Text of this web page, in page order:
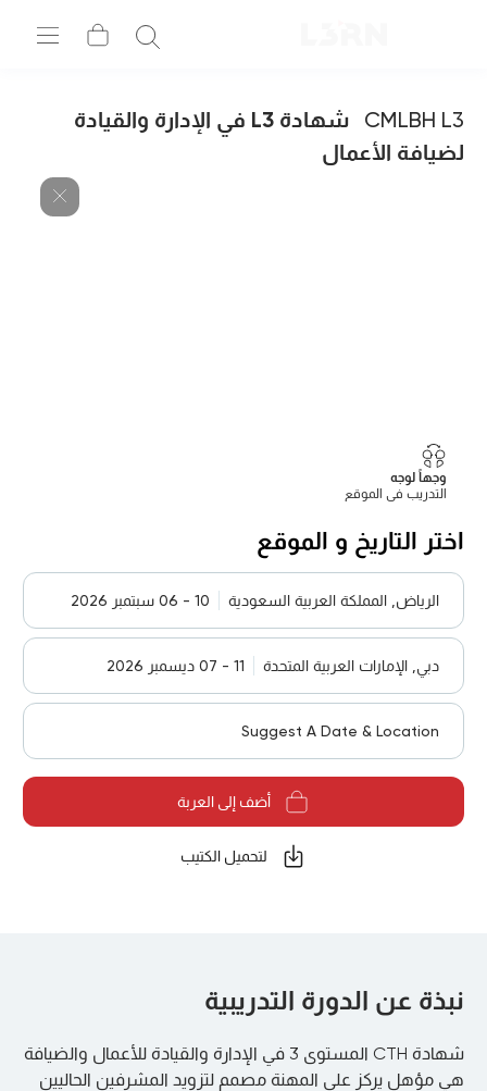
CMLBH L3
شهادة L3 في الإدارة والقيادة
لضيافة الأعمال
وجهاً لوجه
التدريب في الموقع
اختر التاريخ و الموقع
الرياض, المملكة العربية السعودية 10 - 06 سبتمبر 2026
دبي, الإمارات العربية المتحدة 11 - 07 ديسمبر 2026
Suggest A Date & Location
أضف إلى العربة
لتحميل الكتيب
نبذة عن الدورة التدريبية
شهادة CTH المستوى 3 في الإدارة والقيادة للأعمال والضيافة
هي مؤهل يركز على المهنة مصمم لتزويد المشرفين الحاليين